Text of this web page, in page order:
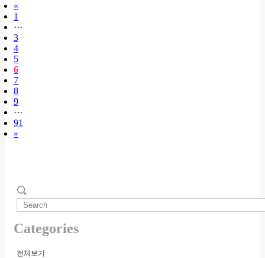
«
1
···
3
4
5
6
7
8
9
···
91
»
Categories
전체보기